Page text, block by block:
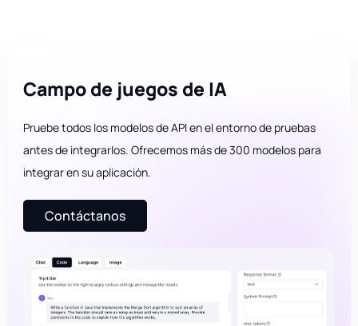
Campo de juegos de IA
Pruebe todos los modelos de API en el entorno de pruebas
antes de integrarlos. Ofrecemos más de 300 modelos para
integrar en su aplicación.
Contáctanos